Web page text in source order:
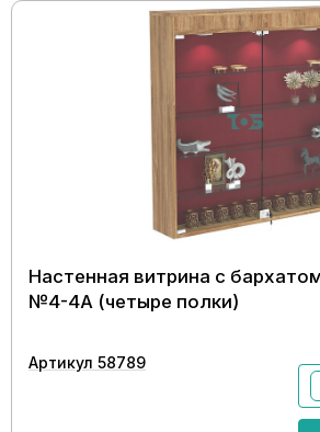
Настенная витрина с
№4-4А (четыре полки)
Артикул 58789